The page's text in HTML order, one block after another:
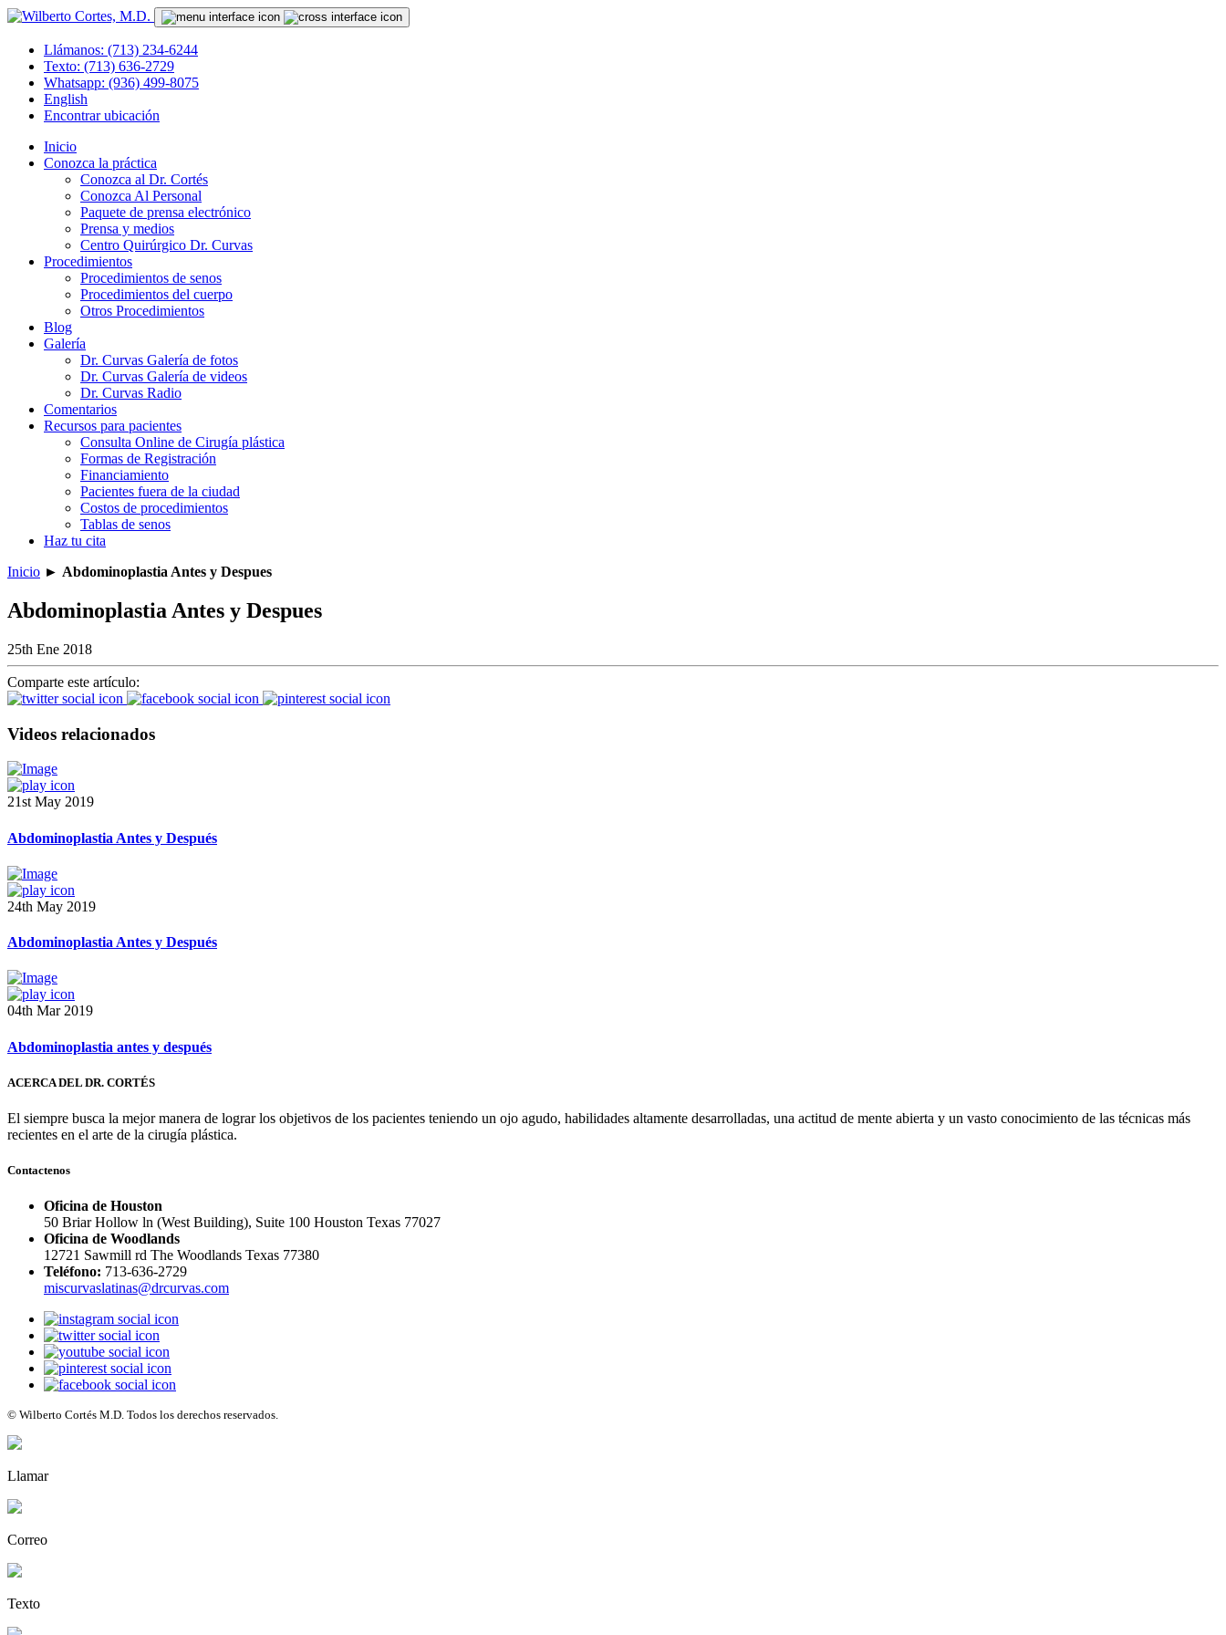
Llámanos: (713) 234-6244
Texto: (713) 636-2729
Whatsapp: (936) 499-8075
English
Encontrar ubicación
Inicio
Conozca la práctica
Conozca al Dr. Cortés
Conozca Al Personal
Paquete de prensa electrónico
Prensa y medios
Centro Quirúrgico Dr. Curvas
Procedimientos
Procedimientos de senos
Procedimientos del cuerpo
Otros Procedimientos
Blog
Galería
Dr. Curvas Galería de fotos
Dr. Curvas Galería de videos
Dr. Curvas Radio
Comentarios
Recursos para pacientes
Consulta Online de Cirugía plástica
Formas de Registración
Financiamiento
Pacientes fuera de la ciudad
Costos de procedimientos
Tablas de senos
Haz tu cita
Inicio ► Abdominoplastia Antes y Despues
Abdominoplastia Antes y Despues
25th Ene 2018
Comparte este artículo:
Videos relacionados
21st May 2019
Abdominoplastia Antes y Después
24th May 2019
Abdominoplastia Antes y Después
04th Mar 2019
Abdominoplastia antes y después
ACERCA DEL DR. CORTÉS
El siempre busca la mejor manera de lograr los objetivos de los pacientes teniendo un ojo agudo, habilidades altamente desarrolladas, una actitud de mente abierta y un vasto conocimiento de las técnicas más
recientes en el arte de la cirugía plástica.
Contactenos
Oficina de Houston
50 Briar Hollow ln (West Building), Suite 100 Houston Texas 77027
Oficina de Woodlands
12721 Sawmill rd The Woodlands Texas 77380
Teléfono: 713-636-2729
miscurvaslatinas@drcurvas.com
© Wilberto Cortés M.D. Todos los derechos reservados.
Llamar
Correo
Texto